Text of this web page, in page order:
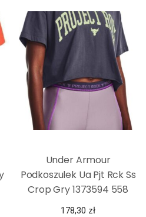
Under Armour
Podkoszulek Ua Pjt Rck Ss
Crop Gry 1373594 558
178,30 zł